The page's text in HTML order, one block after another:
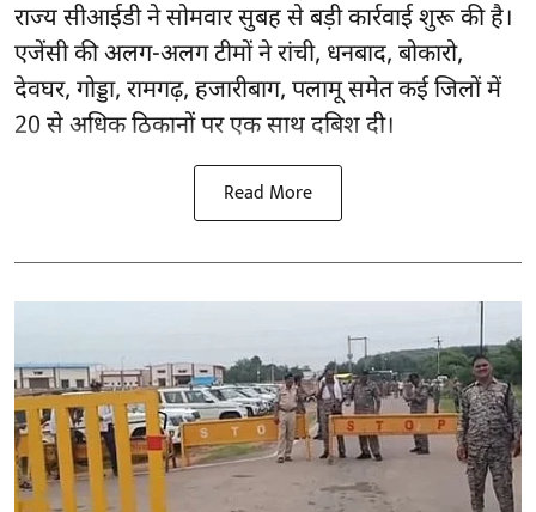
राज्य सीआईडी ने सोमवार सुबह से बड़ी कार्रवाई शुरू की है।
एजेंसी की अलग-अलग टीमों ने रांची, धनबाद, बोकारो,
देवघर, गोड्डा, रामगढ़, हजारीबाग, पलामू समेत कई जिलों में
20 से अधिक ठिकानों पर एक साथ दबिश दी।
Read More